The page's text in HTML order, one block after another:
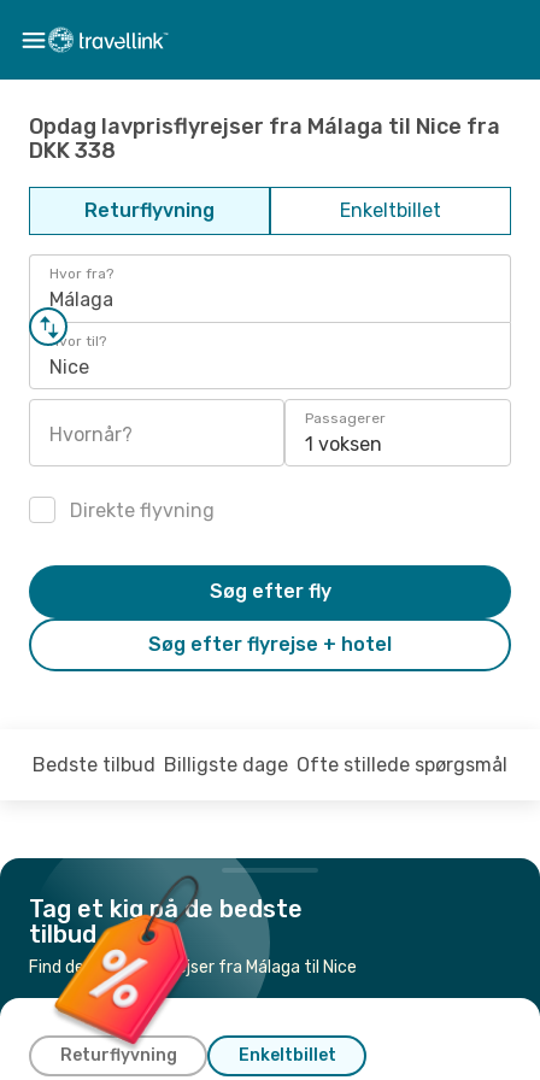
Opdag lavprisflyrejser fra Málaga til Nice fra
DKK 338
Returflyvning Enkeltbillet
Hvor fra?
Málaga
Hvor til?
Nice
Hvornår?
Passagerer
1 voksen
Direkte flyvning
Søg efter flyrejse + hotel
Søg efter fly
Bedste tilbud Billigste dage Ofte stillede spørgsmål
Tag et kig på de bedste
tilbud
Find de billigste flyrejser fra Málaga til Nice
Returflyvning Enkeltbillet